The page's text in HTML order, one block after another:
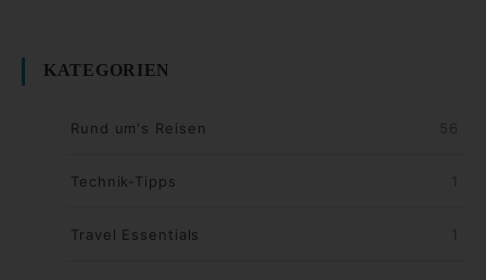
KATEGORIEN
Rund um's Reisen 56
Technik-Tipps 1
Travel Essentials 1